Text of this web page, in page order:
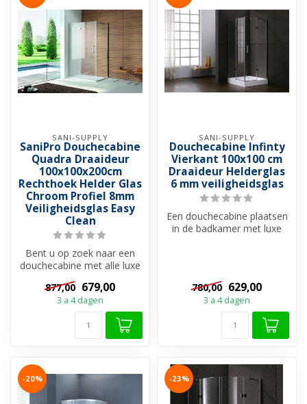
SANI-SUPPLY
SaniPro Douchecabine
Quadra Draaideur
100x100x200cm
Rechthoek Helder Glas
Chroom Profiel 8mm
Veiligheidsglas Easy
Clean
Bent u op zoek naar een
douchecabine met alle luxe
en gebruiksgemak?
Douchecabin...
877,00 679,00
3 a 4 dagen
SANI-SUPPLY
Douchecabine Infinty
Vierkant 100x100 cm
Draaideur Helderglas
6 mm veiligheidsglas
Een douchecabine plaatsen
in de badkamer met luxe
780,00 629,00
3 a 4 dagen
-20% -23%